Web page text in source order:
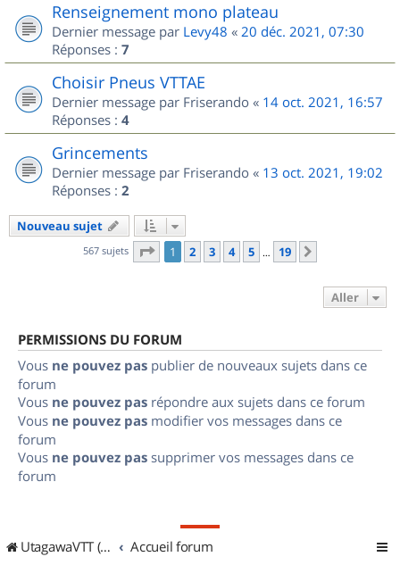
Renseignement mono plateau
Dernier message par Levy48 « 20 déc. 2021, 07:30
Réponses : 7
Choisir Pneus VTTAE
Dernier message par Friserando « 14 oct. 2021, 16:57
Réponses : 4
Grincements
Dernier message par Friserando « 13 oct. 2021, 19:02
Réponses : 2
Nouveau sujet
567 sujets Page 1sur
1 2 3 4 5 … 19
Aller
PERMISSIONS DU FORUM
Vous ne pouvez pas publier de nouveaux sujets dans ce
forum
Vous ne pouvez pas répondre aux sujets dans ce forum
Vous ne pouvez pas modifier vos messages dans ce
forum
Vous ne pouvez pas supprimer vos messages dans ce
forum
UtagawaVTT (Randos VTT et VTTAE avec traces GPS) Accueil forum